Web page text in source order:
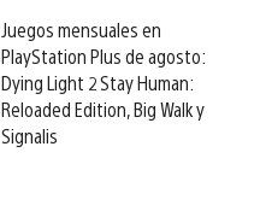
Juegos mensuales en
PlayStation Plus de agosto:
Dying Light 2 Stay Human:
Reloaded Edition, Big Walk y
Signalis